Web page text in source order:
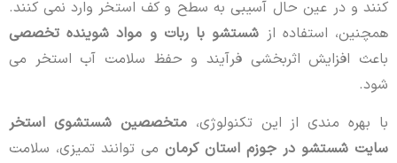
کنند و در عین حال آسیبی به سطح و کف استخر وارد نمی کنند.
همچنین، استفاده از شستشو با ربات و مواد شوینده تخصصی
باعث افزایش اثربخشی فرآیند و حفظ سلامت آب استخر می
شود.
با بهره مندی از این تکنولوژی، متخصصین شستشوی استخر
سایت شستشو در جوزم استان کرمانمی توانند تمیزی، سلامت